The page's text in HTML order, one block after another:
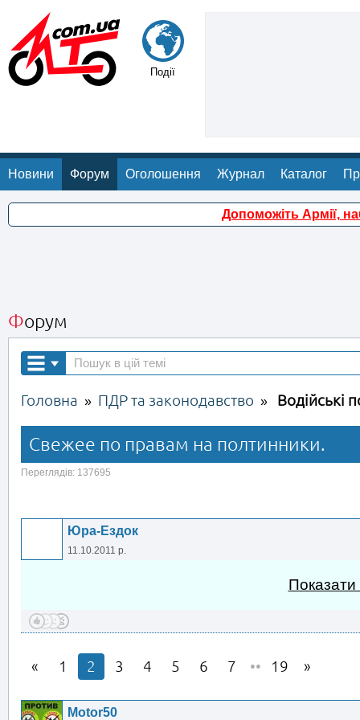
Події
Новини Форум Оголошення Журнал Каталог
Допоможіть Армії,
Форум
Головна » ПДР та законодавство » Водійські
Свежее по правам на полтинники.
Переглядів: 137695
Юра-Ездок
11.10.2011 р.
Показати
1 2 3 4 5 6 7 •• 19
Motor50